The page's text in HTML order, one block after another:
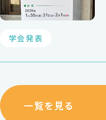
学会発表
一覧を見る